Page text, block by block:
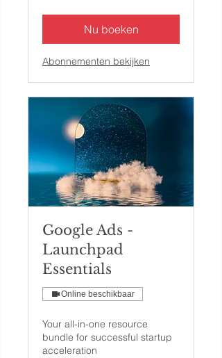
Nu boeken
Abonnementen bekijken
Google Ads -
Launchpad
Essentials
Online beschikbaar
Your all-in-one resource
bundle for successful startup
acceleration